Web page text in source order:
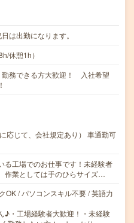
は出勤になります。
休憩1h）
務できる方大歓迎！ 入社希望
応じて、会社規定あり） 車通勤可
る工場でのお仕事です！未経験者
作業としては手のひらサイズ…
OK / パソコンスキル不要 / 英語力
♪・工場経験者大歓迎！・未経験